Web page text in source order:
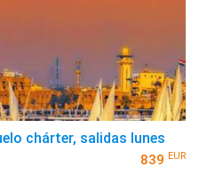
chárter, salidas lunes
839 EUR